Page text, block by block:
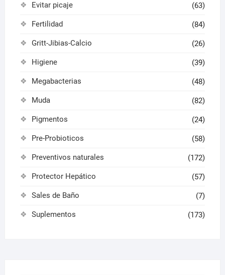
Evitar picaje (63)
Fertilidad (84)
Gritt-Jibias-Calcio (26)
Higiene (39)
Megabacterias (48)
Muda (82)
Pigmentos (24)
Pre-Probioticos (58)
Preventivos naturales (172)
Protector Hepático (57)
Sales de Baño (7)
Suplementos (173)